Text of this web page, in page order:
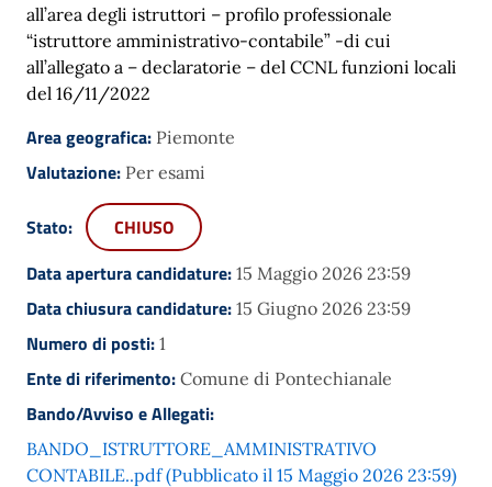
all’area degli istruttori – profilo professionale
“istruttore amministrativo-contabile” -di cui
all’allegato a – declaratorie – del CCNL funzioni locali
del 16/11/2022
Area geografica: Piemonte
Valutazione: Per esami
Stato:
CHIUSO
Data apertura candidature: 15 Maggio 2026 23:59
Data chiusura candidature: 15 Giugno 2026 23:59
Numero di posti: 1
Ente di riferimento: Comune di Pontechianale
Bando/Avviso e Allegati:
BANDO_ISTRUTTORE_AMMINISTRATIVO
CONTABILE..pdf (Pubblicato il 15 Maggio 2026 23:59)